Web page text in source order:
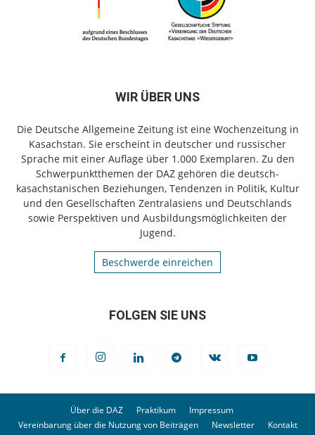
WIR ÜBER UNS
Die Deutsche Allgemeine Zeitung ist eine Wochenzeitung in
Kasachstan. Sie erscheint in deutscher und russischer
Sprache mit einer Auflage über 1.000 Exemplaren. Zu den
Schwerpunktthemen der DAZ gehören die deutsch-
kasachstanischen Beziehungen, Tendenzen in Politik, Kultur
und den Gesellschaften Zentralasiens und Deutschlands
sowie Perspektiven und Ausbildungsmöglichkeiten der
Jugend.
Beschwerde einreichen
FOLGEN SIE UNS
Über die DAZ Praktikum
Impressum
Vereinbarung über die Nutzung von Beiträgen
Newsletter Kontakt